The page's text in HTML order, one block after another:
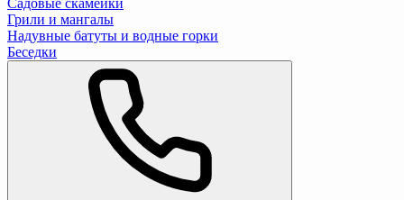
Садовые скамейки
Грили и мангалы
Надувные батуты и водные горки
Беседки